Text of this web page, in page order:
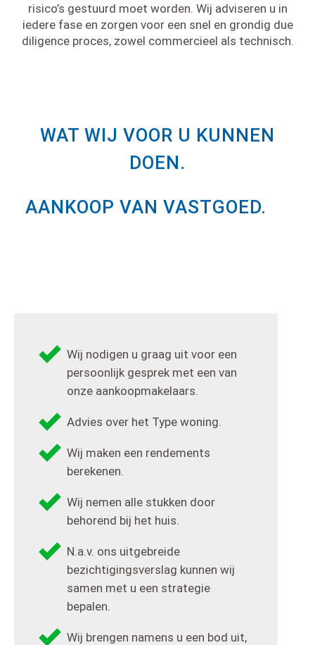
risico’s gestuurd moet worden. Wij adviseren u in
iedere fase en zorgen voor een snel en grondig due
diligence proces, zowel commercieel als technisch.
WAT WIJ VOOR U KUNNEN
DOEN.
AANKOOP VAN VASTGOED.
Wij nodigen u graag uit voor een
persoonlijk gesprek met een van
onze aankoopmakelaars.
Advies over het Type woning.
Wij maken een rendements
berekenen.
Wij nemen alle stukken door
behorend bij het huis.
N.a.v. ons uitgebreide
bezichtigingsverslag kunnen wij
samen met u een strategie
bepalen.
Wij brengen namens u een bod uit,